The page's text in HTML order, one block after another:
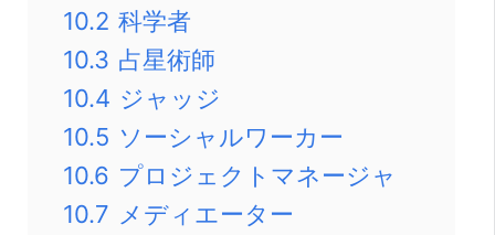
10.2 科学者
10.3 占星術師
10.4 ジャッジ
10.5 ソーシャルワーカー
10.6 プロジェクトマネージャ
10.7 メディエーター